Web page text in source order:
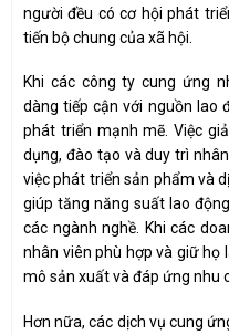
người đều có cơ hội phát
tiến bộ chung của xã hội.
Khi các công ty cung ứng
dàng tiếp cận với nguồn lao
phát triển mạnh mẽ. Việc
dụng, đào tạo và duy trì
việc phát triển sản phẩm và
giúp tăng năng suất lao
các ngành nghề. Khi các
nhân viên phù hợp và giữ họ
mô sản xuất và đáp ứng nhu
Hơn nữa, các dịch vụ cung